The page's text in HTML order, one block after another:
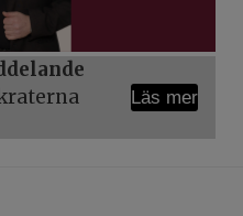
Läs mer